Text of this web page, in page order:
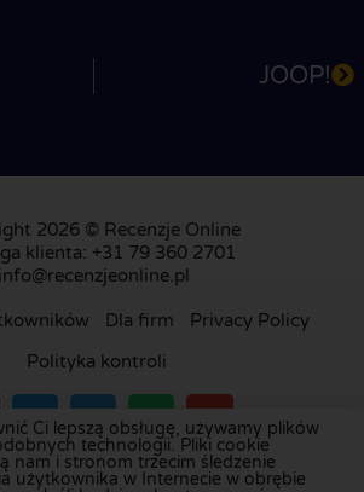
JOOP!
2026 © Recenzje Online
klienta: +31 79 360 2701
info@recenzjeonline.pl
Dla firm
Privacy Policy
Polityka kontroli
platformę recenzji wHolandii,
Ci lepszą obsługę, używamy plików
technologii. Pliki cookie
nam i stronom trzecim śledzenie
użytkownika w Internecie w obrębie